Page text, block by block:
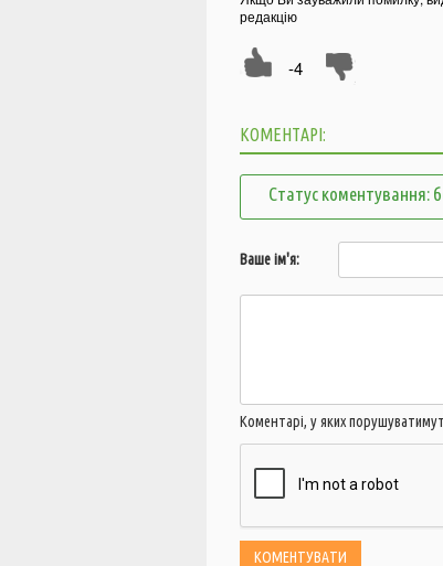
редакцію
-4
КОМЕНТАРІ:
Статус коментування:
Ваше ім'я:
Коментарі, у яких